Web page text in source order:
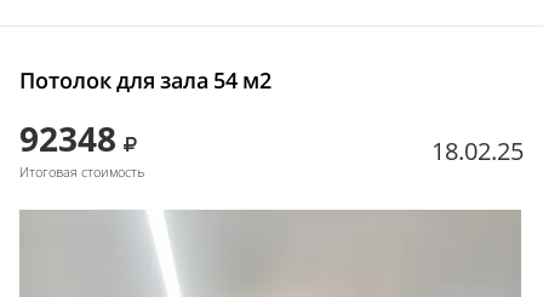
Потолок для зала 54 м2
92348
Итоговая стоимость
18.02.25